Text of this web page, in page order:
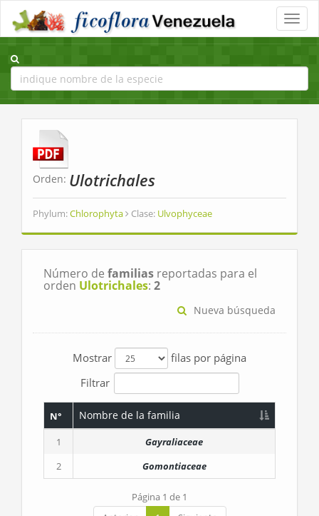
Toggle
Orden: Ulotrichales
Phylum:Chlorophyta Clase: Ulvophyceae
Número de familias reportadas para el
orden Ulotrichales: 2
Nueva búsqueda
Mostrar
filas por página
Filtrar
N° Nombre de la familia
1
Gayraliaceae
2
Gomontiaceae
Página 1 de 1